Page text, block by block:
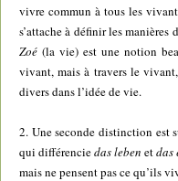
vivre commun à tous les
s’attache à définir les
Zoé (la vie) est une notion
vivant, mais à travers le
divers dans l’idée de vie.
2. Une seconde distinction est
qui différenciedas leben etdas
mais ne pensent pas ce qu’ils